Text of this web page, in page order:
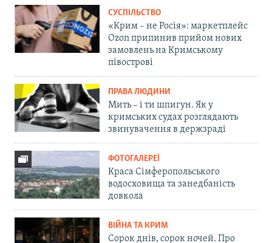
СУСПІЛЬСТВО
«Крим – не Росія»: маркетплейс
Ozon припинив прийом нових
замовлень на Кримському
півострові
ПРАВА ЛЮДИНИ
Мить – і ти шпигун. Як у
кримських судах розглядають
звинувачення в держзраді
ФОТОГАЛЕРЕЇ
Краса Сімферопольського
водосховища та занедбаність
довкола
ВІЙНА ТА КРИМ
Сорок днів, сорок ночей. Про